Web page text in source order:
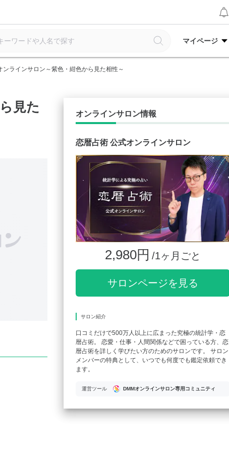
マイページ
ンラインサロン～紫色・紺色から見た相性～
見た
オンラインサロン情報
恋暦占術 公式オンラインサロン
2,980円 /1ヶ月ごと
サロンページを見る
サロン紹介
口コミだけで500万人以上に広まった究極の統計学・恋
暦占術。 恋愛・仕事・人間関係などで困っている方、恋
暦占術を詳しく学びたい方のためのサロンです。 サロン
メンバーの特典として、いつでも何度でも鑑定依頼でき
ます。
運営ツール DMMオンラインサロン専用コミュニティ